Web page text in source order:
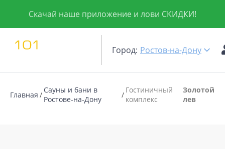
Скачай наше приложение и лови СКИДКИ!
Город: Ростов-на-Дону
Главная
Сауны и бани в
Ростове-на-Дону
Гостиничный
комплекс
Золотой
лев